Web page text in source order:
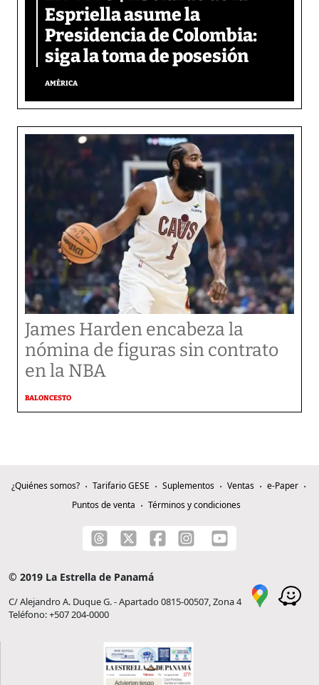
Espriella asume la
Presidencia de Colombia:
siga la toma de posesión
AMÉRICA
James Harden encabeza la
nómina de figuras sin contrato
en la NBA
BALONCESTO
¿Quiénes somos? Tarifario GESE Suplementos Ventas
e-Paper
Puntos de venta
Términos y condiciones
© 2019 La Estrella de Panamá
C/ Alejandro A. Duque G. - Apartado 0815-00507, Zona 4
Teléfono: +507 204-0000